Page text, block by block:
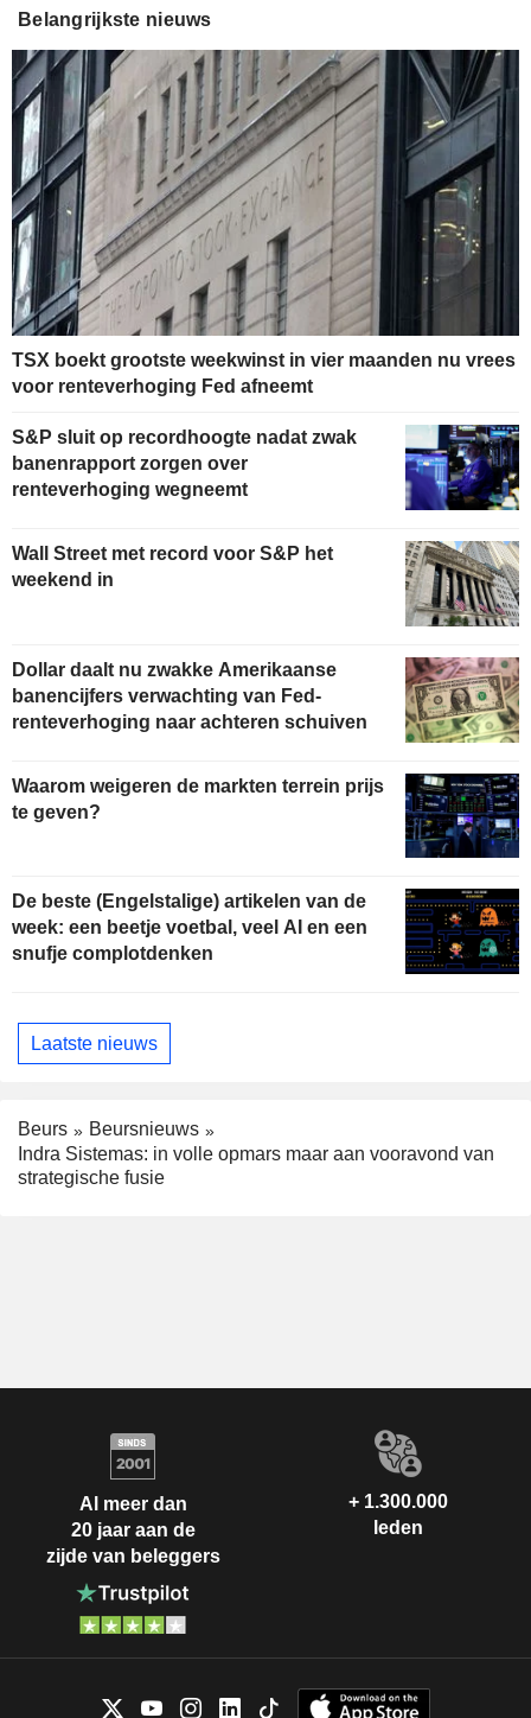
Belangrijkste nieuws
TSX boekt grootste weekwinst in vier maanden nu vrees
voor renteverhoging Fed afneemt
S&P sluit op recordhoogte nadat zwak
banenrapport zorgen over
renteverhoging wegneemt
Wall Street met record voor S&P het
weekend in
Dollar daalt nu zwakke Amerikaanse
banencijfers verwachting van Fed-
renteverhoging naar achteren schuiven
Waarom weigeren de markten terrein prijs
te geven?
De beste (Engelstalige) artikelen van de
week: een beetje voetbal, veel AI en een
snufje complotdenken
Laatste nieuws
Beurs
Beursnieuws
Indra Sistemas: in volle opmars maar aan vooravond van
strategische fusie
Al meer dan
20 jaar aan de
zijde van beleggers
+ 1.300.000
leden